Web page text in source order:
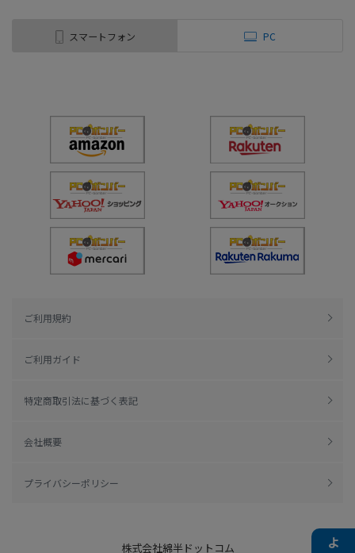
スマートフォン PC
ご利用規約
ご利用ガイド
特定商取引法に基づく表記
会社概要
プライバシーポリシー
株式会社綿半ドットコム